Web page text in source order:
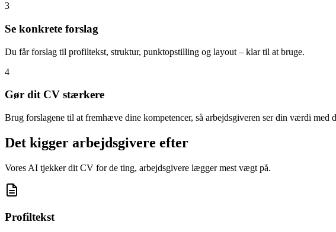
3
Se konkrete forslag
Du får forslag til profiltekst, struktur, punktopstilling og layout – klar til at bruge.
4
Gør dit CV stærkere
Brug forslagene til at fremhæve dine kompetencer, så arbejdsgiveren ser din værdi med
Det kigger arbejdsgivere efter
Vores AI tjekker dit CV for de ting, arbejdsgivere lægger mest vægt på.
Profiltekst